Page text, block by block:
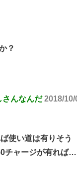
？
さんなんだ 2018/
使い道は有りそう
チャージが有れば